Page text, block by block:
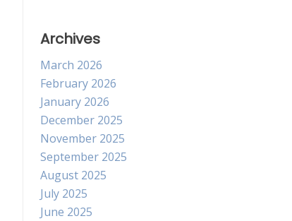
Archives
March 2026
February 2026
January 2026
December 2025
November 2025
September 2025
August 2025
July 2025
June 2025